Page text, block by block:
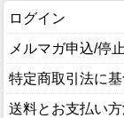
ログイン
メルマガ申込/停止
特定商取引法に
送料とお支払い